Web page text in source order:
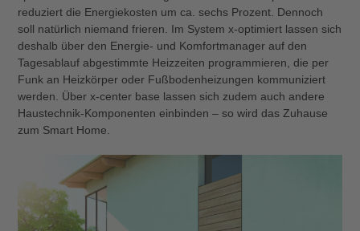
reduziert die Energiekosten um ca. sechs Prozent. Dennoch
soll natürlich niemand frieren. Im System x-optimiert lassen sich
deshalb über den Energie- und Komfortmanager auf den
Tagesablauf abgestimmte Heizzeiten programmieren, die per
Funk an Heizkörper oder Fußbodenheizungen kommuniziert
werden. Über x-center base lassen sich zudem auch andere
Haustechnik-Komponenten einbinden – so wird das Zuhause
zum Smart Home.